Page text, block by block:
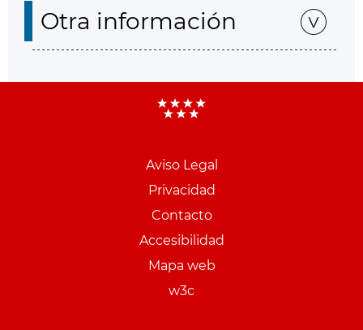
Otra información
Aviso Legal
Privacidad
Contacto
Accesibilidad
Mapa web
w3c